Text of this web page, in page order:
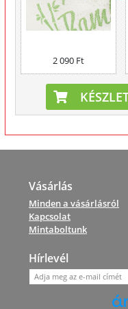
2 090 Ft
Vásárlás
Minden a vásárlásról
Kapcsolat
Mintaboltunk
Hírlevél